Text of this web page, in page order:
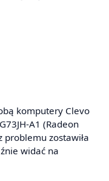
komputery Clevo
A1 (Radeon
problemu zostawiła
widać na